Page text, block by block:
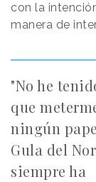
con la
manera de
"No he
que
ningún
Gula del
siempre ha